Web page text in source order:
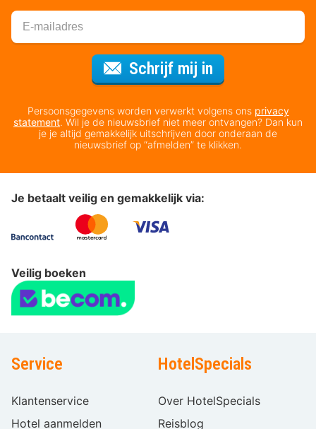
Schrijf mij in
Persoonsgegevens worden verwerkt volgens ons privacy
statement. Wil je de nieuwsbrief niet meer ontvangen? Dan kun
je je altijd gemakkelijk uitschrijven door onderaan de
nieuwsbrief op “afmelden” te klikken.
Je betaalt veilig en gemakkelijk via:
Veilig boeken
Service
Klantenservice
Hotel aanmelden
HotelSpecials
Over HotelSpecials
Reisblog